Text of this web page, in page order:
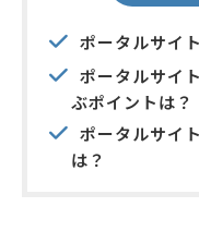
ポータルサイ
ポータルサイ
ぶポイントは？
ポータルサイ
は？